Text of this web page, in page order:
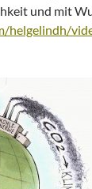
und mit
helgelindh/